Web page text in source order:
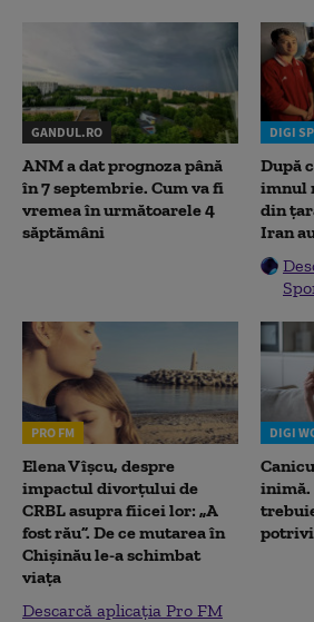
GANDUL.RO
ANM a dat prognoza până
în 7 septembrie. Cum va fi
vremea în următoarele 4
săptămâni
DIGI
După
imnul
din
Iran
PRO FM
Elena Vîșcu, despre
impactul divorțului de
CRBL asupra fiicei lor: „A
fost rău”. De ce mutarea în
Chișinău le-a schimbat
viața
Descarcă aplicația Pro FM
DIGI
inimă.